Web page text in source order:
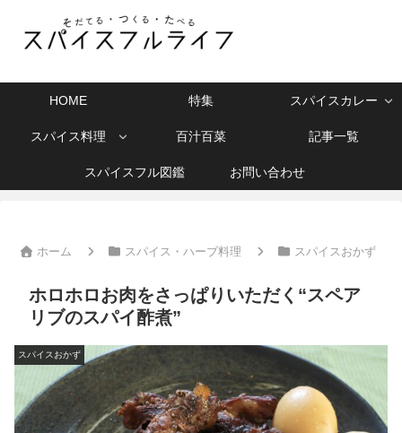
HOME 特集 スパイスカレー
スパイス料理 百汁百菜 記事一覧
スパイスフル図鑑 お問い合わせ
ホーム スパイス・ハーブ料理 スパイスおかず
ホロホロお肉をさっぱりいただく“スペア
リブのスパイ酢煮”
スパイスおかず